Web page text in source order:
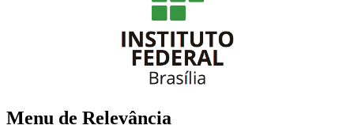
Menu de Relevância